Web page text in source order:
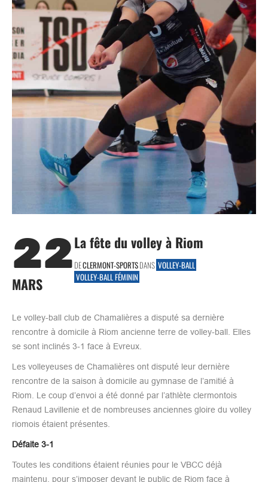
22
MARS
La fête du volley à Riom
DECLERMONT-SPORTSDANS VOLLEY-BALL
VOLLEY-BALL FÉMININ
Le volley-ball club de Chamalières a disputé sa dernière
rencontre à domicile à Riom ancienne terre de volley-ball. Elles
se sont inclinés 3-1 face à Evreux.
Les volleyeuses de Chamalières ont disputé leur dernière
rencontre de la saison à domicile au gymnase de l’amitié à
Riom. Le coup d’envoi a été donné par l’athlète clermontois
Renaud Lavillenie et de nombreuses anciennes gloire du volley
riomois étaient présentes.
Défaite 3-1
Toutes les conditions étaient réunies pour le VBCC déjà
maintenu, pour s’imposer devant le public de Riom face à